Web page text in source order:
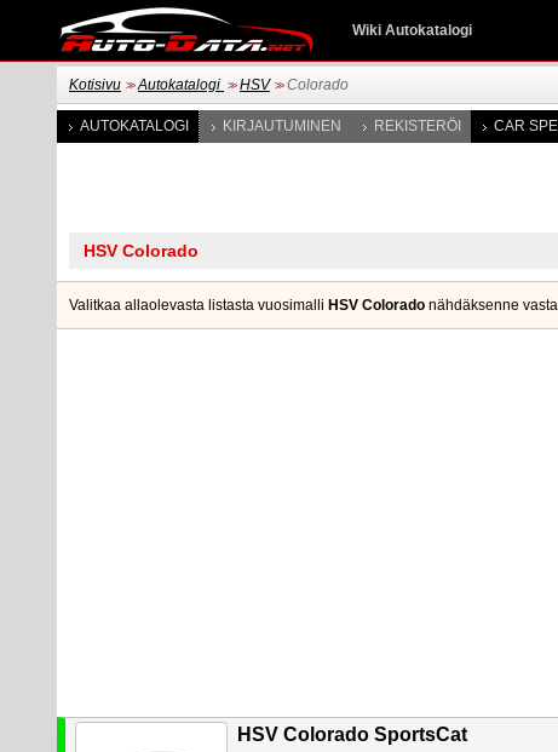
Wiki Autokatalogi
Kotisivu >> Autokatalogi >> HSV >> Colorado
AUTOKATALOGI KIRJAUTUMINEN REKISTERÖI CAR
Valitkaa allaolevasta listasta vuosimalli HSV Colorado nähdäksenne
HSV Colorado SportsCat